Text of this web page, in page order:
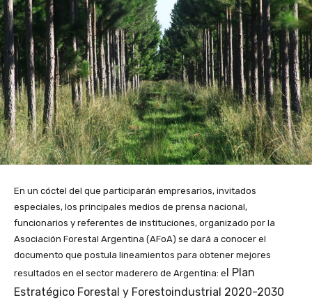
En un cóctel del que participarán empresarios, invitados
especiales, los principales medios de prensa nacional,
funcionarios y referentes de instituciones, organizado por la
Asociación Forestal Argentina (AFoA) se dará a conocer el
documento que postula lineamientos para obtener mejores
resultados en el sector maderero de Argentina: el Plan
Estratégico Forestal y Forestoindustrial 2020-2030